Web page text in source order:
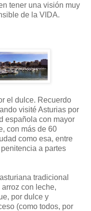
tener una visión muy
de la VIDA.
el dulce. Recuerdo
visité Asturias por
española con mayor
con más de 60
como esa, entre
a partes
tradicional
con leche,
por dulce y
(como todos, por